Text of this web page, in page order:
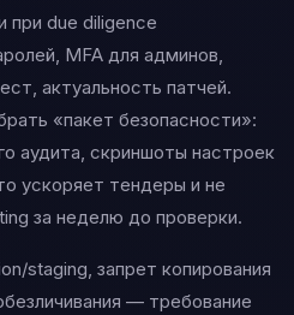
при due diligence
MFA для админов,
актуальность патчей.
«пакет безопасности»:
аудита, скриншоты настроек
ускоряет тендеры и не
за неделю до проверки.
staging, запрет копирования
— требование